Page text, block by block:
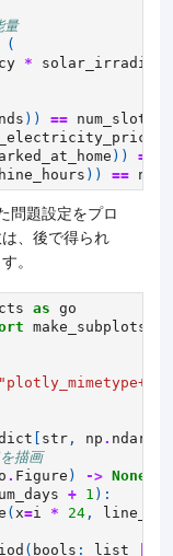
量
(
*
)) == num_slots
)) ==
)) ==
問題設定をプロ
、後で得られ
。
as go
make_subplots
[ str , np . ndarray
描画
. Figure ) -> None
+ 1 ):
( x=i * 24 ,
( bools : list